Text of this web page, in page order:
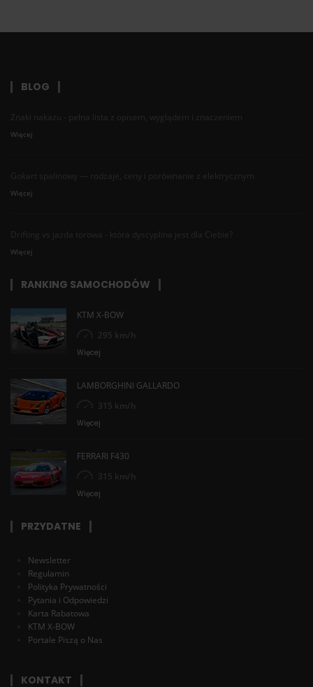
BLOG
Znaki nakazu - pełna lista z opisem, wyglądem i znaczeniem
Więcej
Gokart spalinowy — rodzaje, ceny i porównanie z elektrycznym
Więcej
Drifting vs jazda torowa - która dyscyplina jest dla Ciebie?
Więcej
RANKING SAMOCHODÓW
KTM X-BOW
295 km/h
Więcej
LAMBORGHINI GALLARDO
315 km/h
Więcej
FERRARI F430
315 km/h
Więcej
PRZYDATNE
Newsletter
Regulamin
Polityka Prywatności
Pytania i Odpowiedzi
Karta Rabatowa
KTM X-BOW
Portale Piszą o Nas
KONTAKT